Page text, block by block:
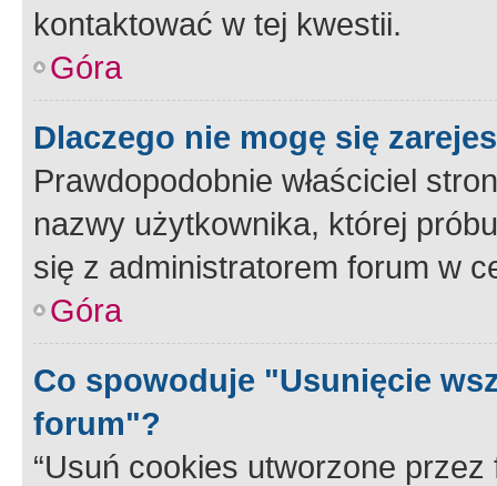
kontaktować w tej kwestii.
Góra
Dlaczego nie mogę się
Prawdopodobnie właściciel
nazwy użytkownika, której
się z administratorem forum w
Góra
Co spowoduje "Usunięcie
forum"?
“Usuń cookies utworzone